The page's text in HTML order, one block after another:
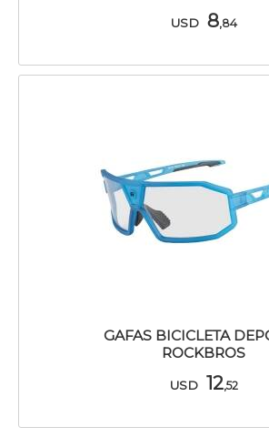
USD 8,84
GAFAS BICICLETA
ROCKBROS
USD 12,52